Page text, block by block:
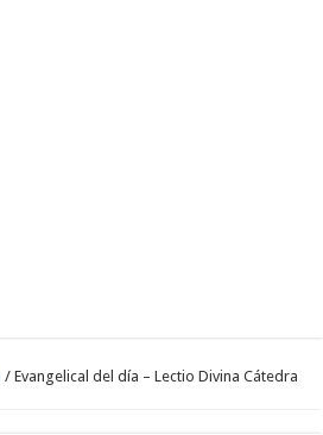
/ Evangelical del día – Lectio Divina Cátedra